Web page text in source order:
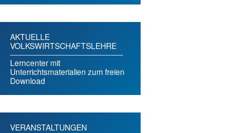
AKTUELLE
VOLKSWIRTSCHAFTSLEHRE
Lerncenter mit
Unterrichtsmaterialien zum freien
Download
VERANSTALTUNGEN